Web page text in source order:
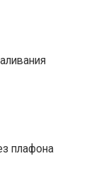
плафона